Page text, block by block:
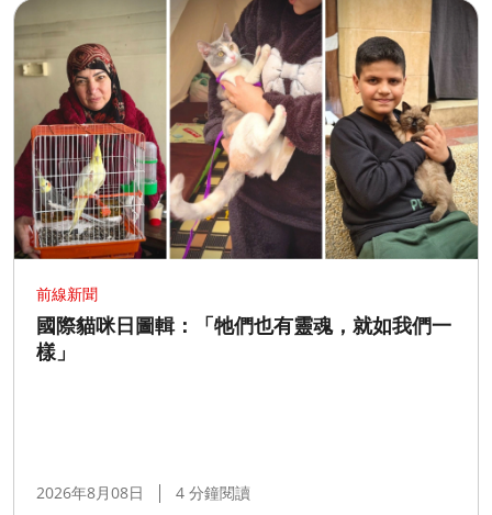
前線新聞
國際貓咪日圖輯：「牠們也有靈魂，就如我們一
樣」
2026年8月08日 4 分鐘閱讀